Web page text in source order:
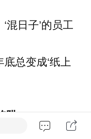
混日子’的员工
总变成‘纸上
阱”——
脱节、员工抵